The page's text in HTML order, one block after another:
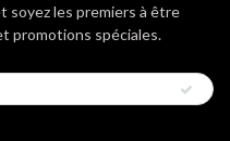
les premiers à être
promotions spéciales.